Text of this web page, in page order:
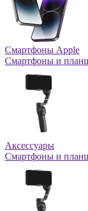
Смартфоны Apple
Смартфоны и
Аксессуары
Смартфоны и